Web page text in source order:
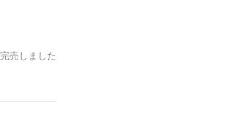
完売しました